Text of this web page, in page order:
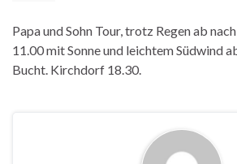
Papa und Sohn Tour, trotz Regen ab
11.00 mit Sonne und leichtem Südwind
Bucht. Kirchdorf 18.30.